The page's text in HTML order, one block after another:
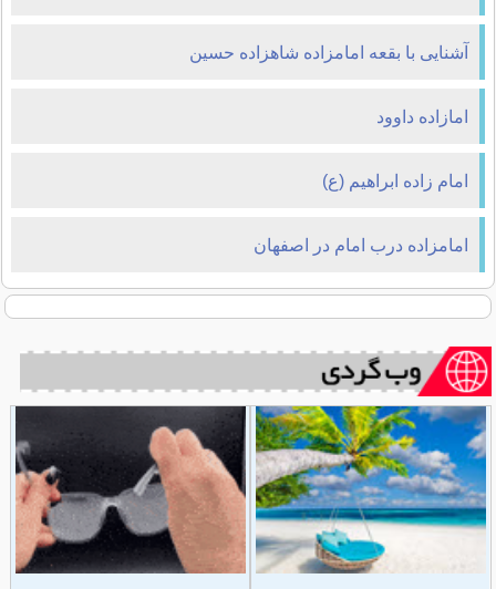
آشنایی با بقعه امامزاده شاهزاده حسین
امازاده داوود
امام زاده ابراهیم (ع)
امامزاده درب امام در اصفهان